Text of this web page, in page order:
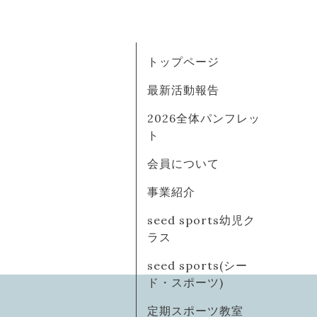
トップページ
最新活動報告
2026全体パンフレッ
ト
会員について
事業紹介
seed sports幼児ク
ラス
seed sports(シー
ド・スポーツ)
定期スポーツ教室